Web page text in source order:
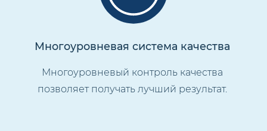
Многоуровневая система качества
Многоуровневый контроль качества
позволяет получать лучший результат.